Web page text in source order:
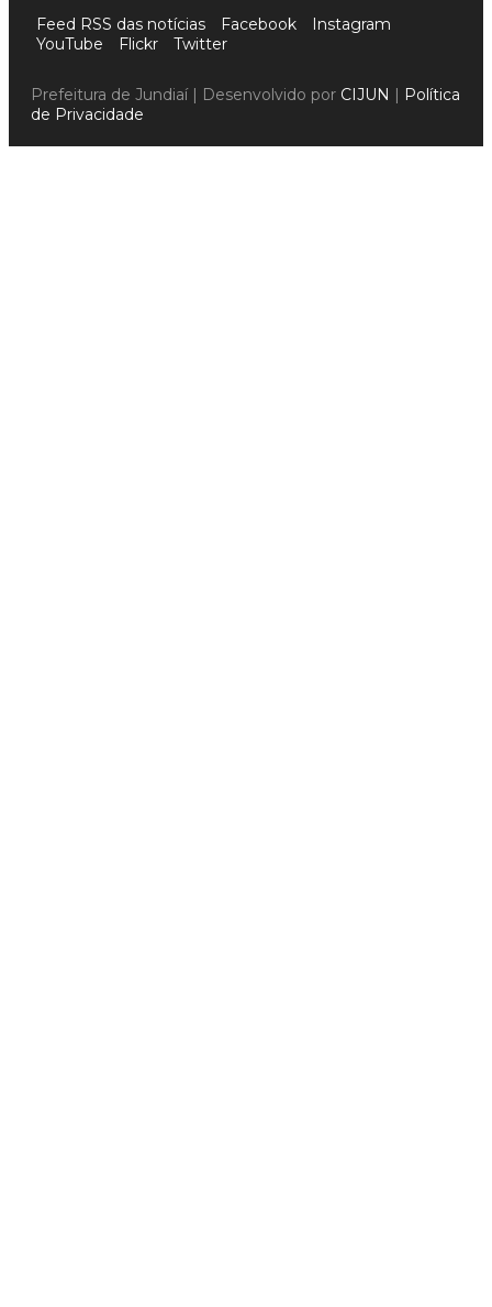
Feed RSS das notícias Facebook
Instagram
YouTube
Flickr Twitter
Prefeitura de Jundiaí | Desenvolvido por CIJUN
Política
de Privacidade